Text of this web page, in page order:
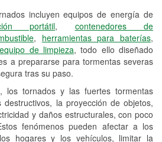
incluyen equipos de energía de
portátil, contenedores de
, herramientas para baterías,
equipo de limpieza, todo ello diseñado
a prepararse para tormentas severas
tras su paso.
los tornados y las fuertes tormentas
la proyección de objetos,
y daños estructurales, con poco
fenómenos pueden afectar a los
hogares y los vehículos, limitar la
de baterías y aceite
de bombillas de faros
de limpiaparabrisas
de tambores y discos de